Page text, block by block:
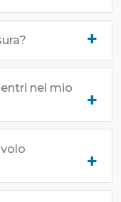
nel mio